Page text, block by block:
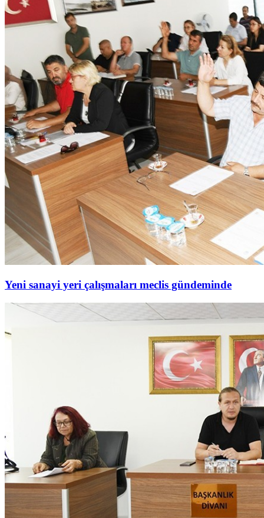
Yeni sanayi yeri çalışmaları meclis gündeminde